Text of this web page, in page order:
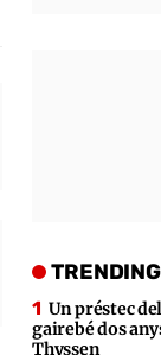
TRENDING
Un préstec
gairebé dos
Thyssen